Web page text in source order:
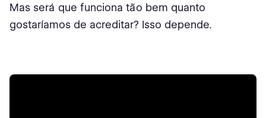
Mas será que funciona tão bem quanto
gostaríamos de acreditar? Isso depende.